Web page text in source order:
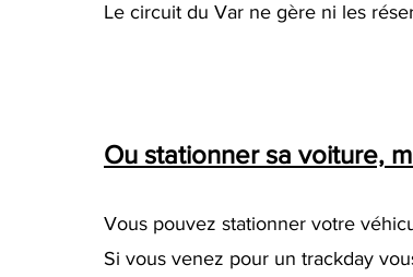
Le circuit du Var ne gère ni les
Ou stationner sa voiture,
Vous pouvez stationner votre
Si vous venez pour un trackday